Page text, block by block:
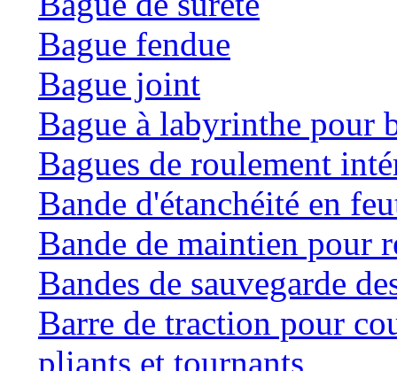
Bague fendue
Bague joint
Bague à labyrinthe pour
Bagues de roulement
Bande d'étanchéité en
Bande de maintien pour
Bandes de sauvegarde
Barre de traction pour
pliants et tournants